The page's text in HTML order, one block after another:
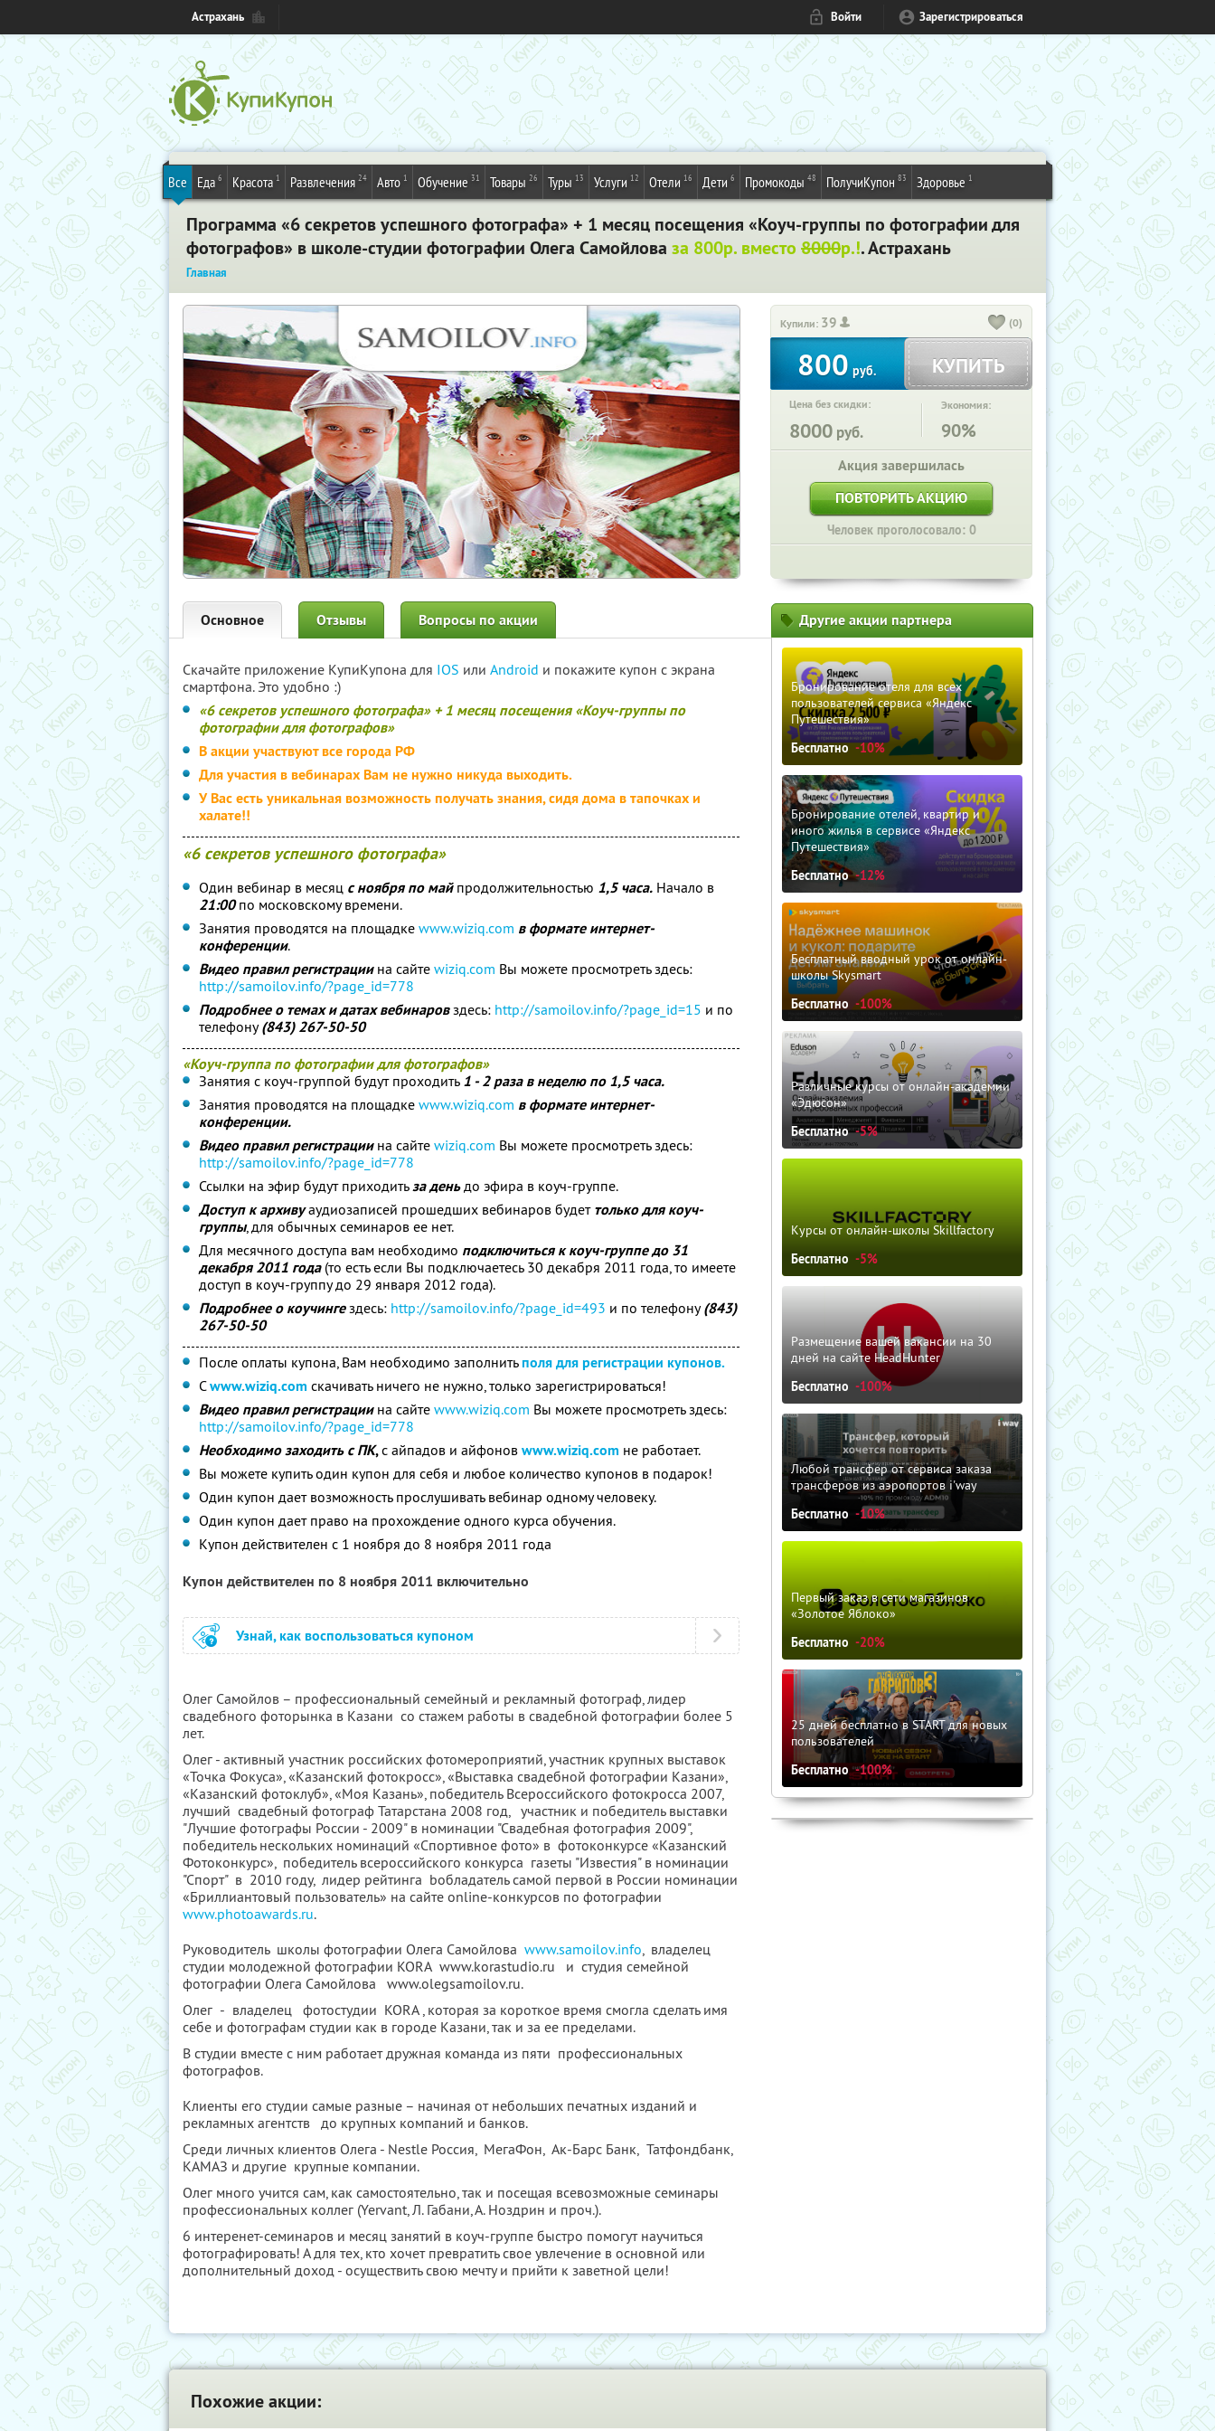
Астрахань Войти Зарегистрироваться
Все Еда 6 Красота 1 Развлечения 24 Авто 1 Обучение 31 Товары 26 Туры 13 Услуги 12 Отели 16 Дети 6 Промокоды 48 ПолучиКупон 83 Здоровье 1
Программа «6 секретов успешного фотографа» + 1 месяц посещения «Коуч-группы по фотографии для
фотографов» в школе-студии фотографии Олега Самойлова за 800р. вместо 8000р.!. Астрахань
Главная
Купили: 39 (0)
800 руб. КУПИТЬ
Цена без скидки:
8000 руб.
Экономия:
90%
Акция завершилась
ПОВТОРИТЬ АКЦИЮ
Человек проголосовало: 0
Основное Отзывы Вопросы по акции
Скачайте приложение КупиКупона для IOS или Android и покажите купон с экрана
смартфона. Это удобно :)
«6 секретов успешного фотографа» + 1 месяц посещения «Коуч-группы по
фотографии для фотографов»
В акции участвуют все города РФ
Для участия в вебинарах Вам не нужно никуда выходить.
У Вас есть уникальная возможность получать знания, сидя дома в тапочках и
халате!!
«6 секретов успешного фотографа»
Один вебинар в месяц с ноября по майпродолжительностью 1,5 часа. Начало в
21:00по московскому времени.
Занятия проводятся на площадке www.wiziq.com в формате интернет-
конференции.
Видео правил регистрациина сайте wiziq.com Вы можете просмотреть здесь:
http://samoilov.info/?page_id=778
Подробнее о темах и датах вебинаровздесь: http://samoilov.info/?page_ id=15 и по
телефону(843) 267-50-50
«Коуч-группа по фотографии для фотографов»
Занятия с коуч-группой будут проходить 1 - 2 раза в неделю по 1,5 часа.
Занятия проводятся на площадке www.wiziq.com в формате интернет-
конференции.
Видео правил регистрациина сайте wiziq.com Вы можете просмотреть здесь:
http://samoilov.info/?page_id=778
Ссылки на эфир будут приходитьза деньдо эфира в коуч-группе.
Доступ к архивуаудиозаписей прошедших вебинаров будет только для коуч-
группы, для обычных семинаров ее нет.
Для месячного доступа вам необходимо подключиться к коуч-группе до 31
декабря 2011 года(то есть если Вы подключаетесь 30 декабря 2011 года, то имеете
доступ в коуч-группу до 29 января 2012 года).
Подробнее о коучингездесь: http://samoilov.info/?page_ id=493 и по телефону(843)
267-50-50
После оплаты купона, Вам необходимо заполнитьполя для регистрации купонов.
Сwww.wiziq.com скачивать ничего не нужно, только зарегистрироваться!
Видео правил регистрациина сайте www.wiziq.com Вы можете просмотреть здесь:
http://samoilov.info/?page_id=778
Необходимо заходить с ПК,с айпадов и айфонов www.wiziq.com не работает.
Вы можете купить один купон для себя и любое количество купонов в подарок!
Один купон дает возможность прослушивать вебинар одному человеку.
Один купон дает право на прохождение одного курса обучения.
Купон действителен с 1 ноября до 8 ноября 2011 года
Купон действителен по 8 ноября 2011 включительно
Узнай, как воспользоваться купоном
Олег Самойлов – профессиональный семейный и рекламный фотограф, лидер
свадебного фоторынка в Казани со стажем работы в свадебной фотографии более 5
лет.
Олег - активный участник российских фотомероприятий, участник крупных выставок
«Точка Фокуса», «Казанский фотокросс», «Выставка свадебной фотографии Казани»,
«Казанский фотоклуб», «Моя Казань», победитель Всероссийского фотокросса 2007,
лучший свадебный фотограф Татарстана 2008 год, участник и победитель выставки
"Лучшие фотографы России - 2009" в номинации "Свадебная фотография 2009",
победитель нескольких номинаций «Спортивное фото» в фотоконкурсе «Казанский
Фотоконкурс», победитель всероссийского конкурса газеты "Известия" в номинации
"Спорт" в 2010 году, лидер рейтинга bобладатель самой первой в России номинации
«Бриллиантовый пользователь» на сайте online-конкурсов по фотографии
www.photoawards.ru.
Руководитель школы фотографии Олега Самойлова www.samoilov.info, владелец
студии молодежной фотографии KORA www.korastudio.ru и студия семейной
фотографии Олега Самойлова www.olegsamoilov.ru.
Олег - владелец фотостудии KORA , которая за короткое время смогла сделать имя
себе и фотографам студии как в городе Казани, так и за ее пределами.
В студии вместе с ним работает дружная команда из пяти профессиональных
фотографов.
Клиенты его студии самые разные – начиная от небольших печатных изданий и
рекламных агентств до крупных компаний и банков.
Среди личных клиентов Олега - Nestle Россия, МегаФон, Ак-Барс Банк, Татфондбанк,
КАМАЗ и другие крупные компании.
Олег много учится сам, как самостоятельно, так и посещая всевозможные семинары
профессиональных коллег (Yervant, Л. Габани, А. Ноздрин и проч.).
6 интеренет-семинаров и месяц занятий в коуч-группе быстро помогут научиться
фотографировать! А для тех, кто хочет превратить свое увлечение в основной или
дополнительный доход - осуществить свою мечту и прийти к заветной цели!
Другие акции партнера
Бронирование отеля для всех
пользователей сервиса «Яндекс
Путешествия»
Бесплатно -10%
Бронирование отелей, квартир и
иного жилья в сервисе «Яндекс
Путешествия»
Бесплатно -12%
Бесплатный вводный урок от онлайн-
школы Skysmart
Бесплатно -100%
Различные курсы от онлайн-академии
«Эдюсон»
Бесплатно -5%
Курсы от онлайн-школы Skillfactory
Бесплатно -5%
Размещение вашей вакансии на 30
дней на сайте HeadHunter
Бесплатно -100%
Любой трансфер от сервиса заказа
трансферов из аэропортов i'way
Бесплатно -10%
Первый заказ в сети магазинов
«Золотое Яблоко»
Бесплатно -20%
25 дней бесплатно в START для новых
пользователей
Бесплатно -100%
Похожие акции: